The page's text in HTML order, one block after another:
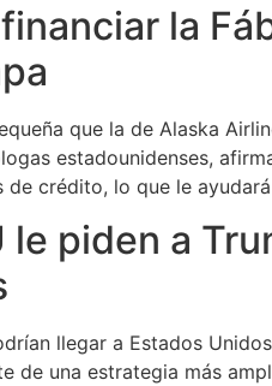
la
que la de Alaska
estadounidenses,
crédito, lo que le
le piden a
llegar a Estados
de una estrategia más